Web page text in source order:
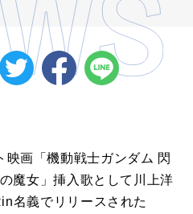
画「機動戦士ガンダム 閃
魔女」挿入歌として川上洋
名義でリリースされた